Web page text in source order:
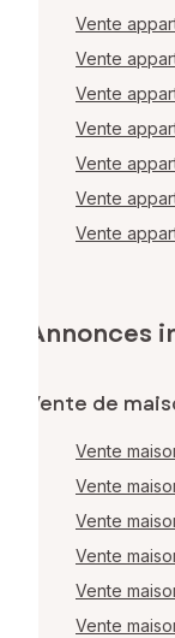
Vente
Vente
Vente
Vente
Vente
Vente
Vente
Annonces
Vente de
Vente
Vente
Vente
Vente
Vente
Vente